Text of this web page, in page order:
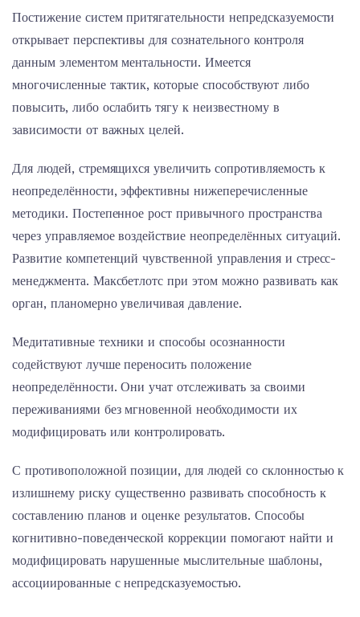
Постижение систем притягательности непредсказуемости
открывает перспективы для сознательного контроля
данным элементом ментальности. Имеется
многочисленные тактик, которые способствуют либо
повысить, либо ослабить тягу к неизвестному в
зависимости от важных целей.
Для людей, стремящихся увеличить сопротивляемость к
неопределённости, эффективны нижеперечисленные
методики. Постепенное рост привычного пространства
через управляемое воздействие неопределённых ситуаций.
Развитие компетенций чувственной управления и стресс-
менеджмента. Максбетлотс при этом можно развивать как
орган, планомерно увеличивая давление.
Медитативные техники и способы осознанности
содействуют лучше переносить положение
неопределённости. Они учат отслеживать за своими
переживаниями без мгновенной необходимости их
модифицировать или контролировать.
С противоположной позиции, для людей со склонностью к
излишнему риску существенно развивать способность к
составлению планов и оценке результатов. Способы
когнитивно-поведенческой коррекции помогают найти и
модифицировать нарушенные мыслительные шаблоны,
ассоциированные с непредсказуемостью.